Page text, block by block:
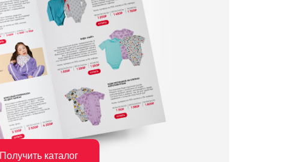
Получить каталог